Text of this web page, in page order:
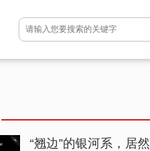
“翘边”的银河系，居然